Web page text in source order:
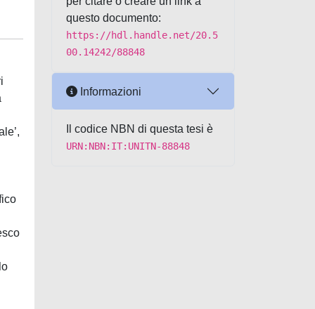
questo documento:
https://hdl.handle.net/20.5
00.14242/88848
Informazioni
Il codice NBN di questa tesi è
URN:NBN:IT:UNITN-88848